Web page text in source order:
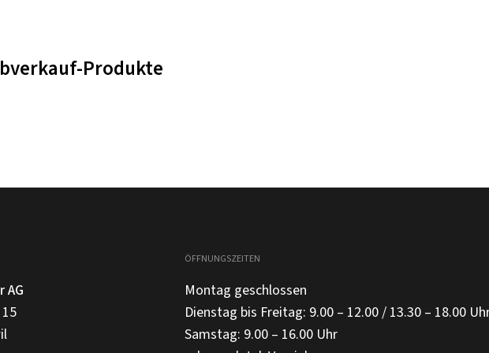
Produkte
AG
ÖFFNUNGSZEITEN
Montag geschlossen
Dienstag bis Freitag: 9.00 – 12.00 / 13.30 – 18.00
Samstag: 9.00 – 16.00 Uhr